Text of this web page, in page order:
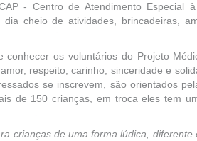
- Centro de Atendimento Especial
cheio de atividades, brincadeiras,
os voluntários do Projeto
respeito, carinho, sinceridade e
se inscrevem, são orientados
de 150 crianças, em troca eles tem
crianças de uma forma lúdica, diferente